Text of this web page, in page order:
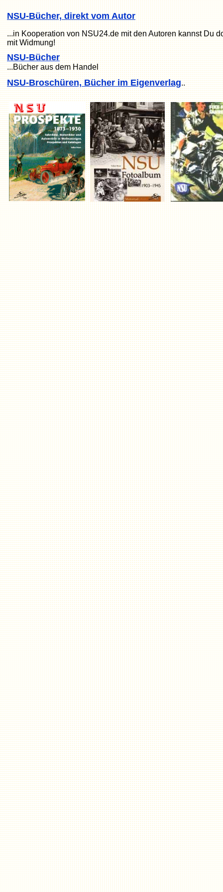
NSU-Bücher, direkt vom Autor
...in Kooperation von NSU24.de mit den Autoren kannst Du
mit Widmung!
NSU-Bücher
...Bücher aus dem Handel
NSU-Broschüren, Bücher im Eigenverlag..